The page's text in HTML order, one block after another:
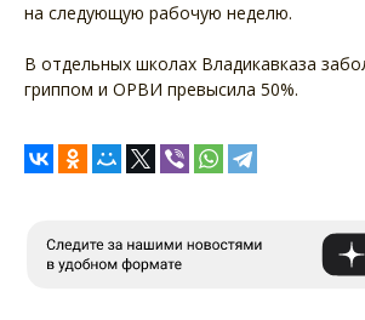
на следующую рабочую неделю.
В отдельных школах Владикавказа
гриппом и ОРВИ превысила 50%.